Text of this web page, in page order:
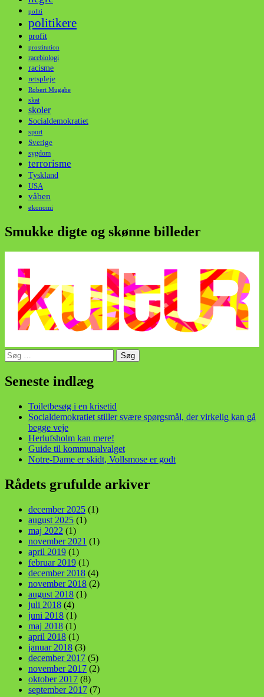
politi
politikere
profit
prostitution
racebiologi
racisme
retspleje
Robert Mugabe
skat
skoler
Socialdemokratiet
sport
Sverige
sygdom
terrorisme
Tyskland
USA
våben
økonomi
Smukke digte og skønne billeder
Søg
efter:
Seneste indlæg
Toiletbesøg i en krisetid
Socialdemokratiet stiller svære spørgsmål, der virkelig kan gå
begge veje
Herlufsholm kan mere!
Guide til kommunalvalget
Notre-Dame er skidt, Vollsmose er godt
Rådets grufulde arkiver
december 2025 (1)
august 2025 (1)
maj 2022 (1)
november 2021 (1)
april 2019 (1)
februar 2019 (1)
december 2018 (4)
november 2018 (2)
august 2018 (1)
juli 2018 (4)
juni 2018 (1)
maj 2018 (1)
april 2018 (1)
januar 2018 (3)
december 2017 (5)
november 2017 (2)
oktober 2017 (8)
september 2017 (7)